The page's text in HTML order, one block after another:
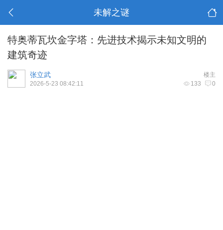
未解之谜
特奥蒂瓦坎金字塔：先进技术揭示未知文明的
建筑奇迹
楼主
张立武
133 0
2026-5-23 08:42:11